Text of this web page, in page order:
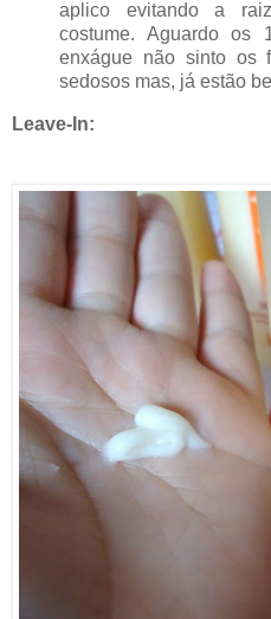
aplico evitando a
costume. Aguardo
enxágue não sinto os
sedosos mas, já estão
Leave-In: